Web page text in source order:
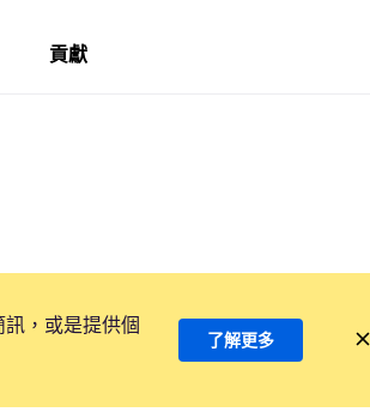
貢獻
，或是提供個
了解更多